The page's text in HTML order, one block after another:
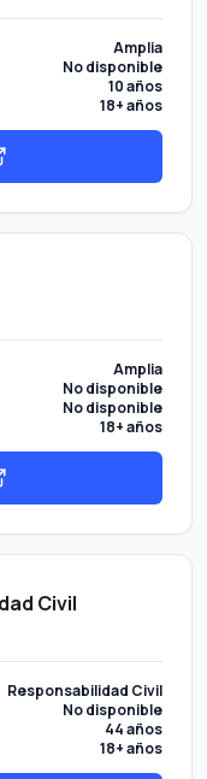
Amplia
No disponible
10 años
18+ años
Amplia
No disponible
No disponible
18+ años
Civil
Responsabilidad Civil
No disponible
44 años
18+ años